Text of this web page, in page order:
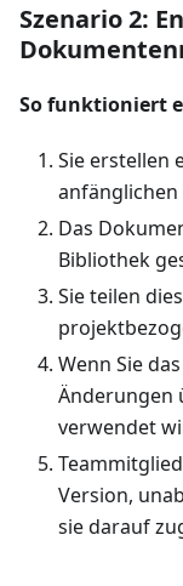
Szenario 2:
So funktioniert
Sie erstellen
Das
Bibliothek
Sie teilen
Wenn Sie
Änderungen
verwendet
Version,
sie darauf